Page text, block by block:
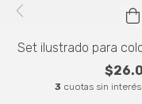
Set ilustrado para
3 cuotas sin